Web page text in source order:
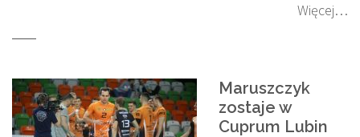
Więcej…
Maruszczyk
zostaje w
Cuprum Lubin